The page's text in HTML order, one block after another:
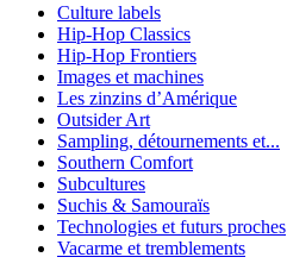
Culture labels
Hip-Hop Classics
Hip-Hop Frontiers
Images et machines
Les zinzins d’Amérique
Outsider Art
Sampling, détournements et...
Southern Comfort
Subcultures
Suchis & Samouraïs
Technologies et futurs proches
Vacarme et tremblements